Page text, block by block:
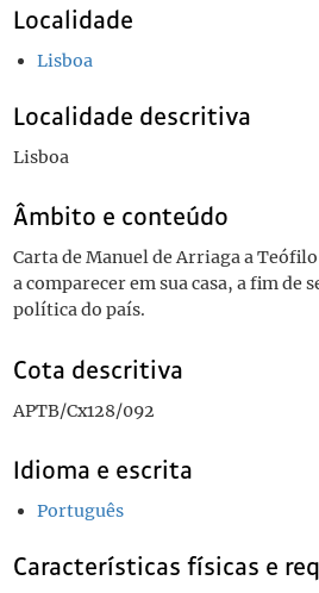
Localidade
Lisboa
Localidade descritiva
Lisboa
Âmbito e conteúdo
Carta de Manuel de Arriaga a
a comparecer em sua casa, a fim de
política do país.
Cota descritiva
APTB/Cx128/092
Idioma e escrita
Português
Características físicas e